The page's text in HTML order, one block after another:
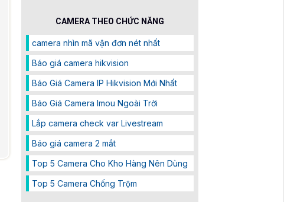
CAMERA THEO CHỨC NĂNG
camera nhìn mã vận đơn nét nhất
Báo giá camera hikvision
Báo Giá Camera IP Hikvision Mới Nhất
Báo Giá Camera Imou Ngoài Trời
Lắp camera check var Livestream
Báo giá camera 2 mắt
Top 5 Camera Cho Kho Hàng Nên Dùng
Top 5 Camera Chống Trộm